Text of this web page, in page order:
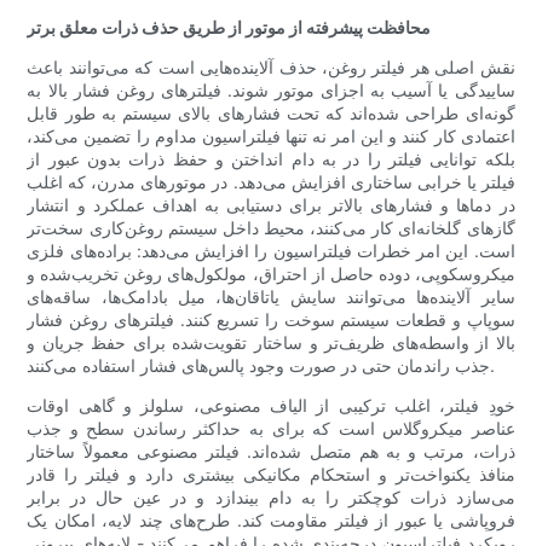
محافظت پیشرفته از موتور از طریق حذف ذرات معلق برتر
نقش اصلی هر فیلتر روغن، حذف آلاینده‌هایی است که می‌توانند باعث
ساییدگی یا آسیب به اجزای موتور شوند. فیلترهای روغن فشار بالا به
گونه‌ای طراحی شده‌اند که تحت فشارهای بالای سیستم به طور قابل
اعتمادی کار کنند و این امر نه تنها فیلتراسیون مداوم را تضمین می‌کند،
بلکه توانایی فیلتر را در به دام انداختن و حفظ ذرات بدون عبور از
فیلتر یا خرابی ساختاری افزایش می‌دهد. در موتورهای مدرن، که اغلب
در دماها و فشارهای بالاتر برای دستیابی به اهداف عملکرد و انتشار
گازهای گلخانه‌ای کار می‌کنند، محیط داخل سیستم روغن‌کاری سخت‌تر
است. این امر خطرات فیلتراسیون را افزایش می‌دهد: براده‌های فلزی
میکروسکوپی، دوده حاصل از احتراق، مولکول‌های روغن تخریب‌شده و
سایر آلاینده‌ها می‌توانند سایش یاتاقان‌ها، میل بادامک‌ها، ساقه‌های
سوپاپ و قطعات سیستم سوخت را تسریع کنند. فیلترهای روغن فشار
بالا از واسطه‌های ظریف‌تر و ساختار تقویت‌شده برای حفظ جریان و
جذب راندمان حتی در صورت وجود پالس‌های فشار استفاده می‌کنند.
خودِ فیلتر، اغلب ترکیبی از الیاف مصنوعی، سلولز و گاهی اوقات
عناصر میکروگلاس است که برای به حداکثر رساندن سطح و جذب
ذرات، مرتب و به هم متصل شده‌اند. فیلتر مصنوعی معمولاً ساختار
منافذ یکنواخت‌تر و استحکام مکانیکی بیشتری دارد و فیلتر را قادر
می‌سازد ذرات کوچکتر را به دام بیندازد و در عین حال در برابر
فروپاشی یا عبور از فیلتر مقاومت کند. طرح‌های چند لایه، امکان یک